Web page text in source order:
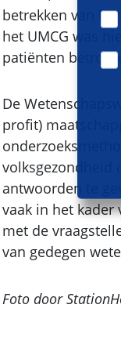
betrekken van
het UMCG was
patiënten
De
profit)
volksgezondheid
antwoorden te
vaak in het kader
met de
van gedegen
Foto door